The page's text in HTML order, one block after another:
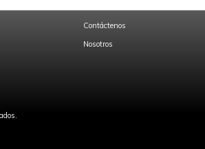
Contáctenos
Nosotros